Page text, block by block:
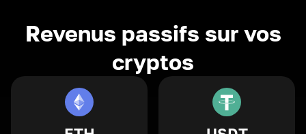
Revenus passifs sur vos
cryptos